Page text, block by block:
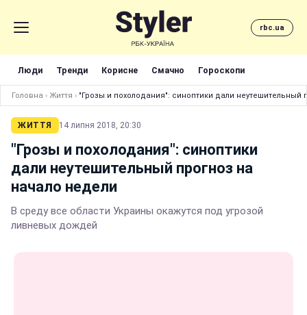
rbc.ua
Люди Тренди Корисне Смачно Гороскопи
Головна › Життя › "Грозы и похолодания": синоптики дали неутешительный
ЖИТТЯ 14 липня 2018, 20:30
"Грозы и похолодания": синоптики
дали неутешительный прогноз на
начало недели
В среду все области Украины окажутся под угрозой
ливневых дождей